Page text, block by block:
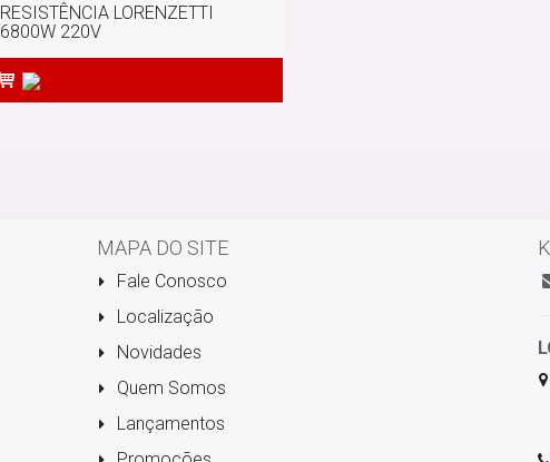
RESISTÊNCIA LORENZETTI
6800W 220V
MAPA DO SITE
Fale Conosco
Localização
Novidades
Quem Somos
Lançamentos